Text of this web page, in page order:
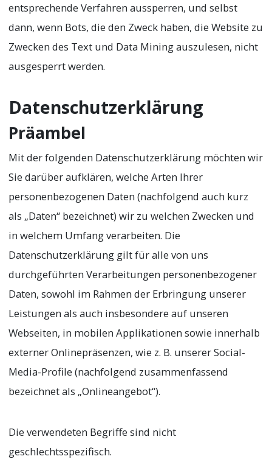
entsprechende Verfahren aussperren, und selbst
dann, wenn Bots, die den Zweck haben, die Website zu
Zwecken des Text und Data Mining auszulesen, nicht
ausgesperrt werden.
Datenschutzerklärung
Präambel
Mit der folgenden Datenschutzerklärung möchten wir
Sie darüber aufklären, welche Arten Ihrer
personenbezogenen Daten (nachfolgend auch kurz
als „Daten“ bezeichnet) wir zu welchen Zwecken und
in welchem Umfang verarbeiten. Die
Datenschutzerklärung gilt für alle von uns
durchgeführten Verarbeitungen personenbezogener
Daten, sowohl im Rahmen der Erbringung unserer
Leistungen als auch insbesondere auf unseren
Webseiten, in mobilen Applikationen sowie innerhalb
externer Onlinepräsenzen, wie z. B. unserer Social-
Media-Profile (nachfolgend zusammenfassend
bezeichnet als „Onlineangebot“).
Die verwendeten Begriffe sind nicht
geschlechtsspezifisch.